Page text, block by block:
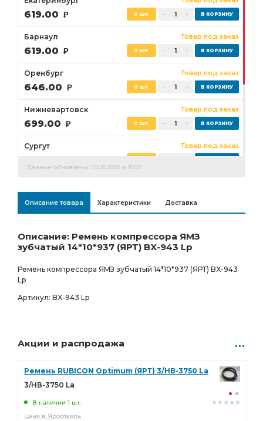
619.00 Р 0 шт.
Барнаул Товар под заказ
619.00 Р 0 шт.
Оренбург Товар под заказ
646.00 Р 0 шт.
Нижневартовск Товар под заказ
699.00 Р 0 шт.
Сургут Товар под заказ
619.00 Р
Данные обновлены: 10.08.2026 в 15:02
Описание товара Характеристики Доставка
Описание: Ремень компрессора ЯМЗ
зубчатый 14*10*937 (ЯРТ) BX-943 Lp
Ремень компрессора ЯМЗ зубчатый 14*10*937 (ЯРТ) BX-943
Lp
Артикул: BX-943 Lp
Акции и распродажа
Ремень RUBICON Optimum (ЯРТ) 3/НВ-3750 La
3/НВ-3750 La
В наличии 1 шт.
Цена в Ярославль